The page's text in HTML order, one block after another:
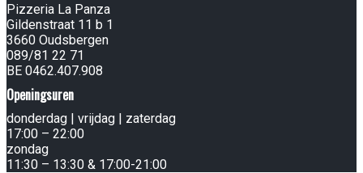
Pizzeria La Panza
Gildenstraat 11 b 1
3660 Oudsbergen
089/81 22 71
BE 0462.407.908
Openingsuren
donderdag | vrijdag | zaterdag
17:00 – 22:00
zondag
11:30 – 13:30 & 17:00-21:00